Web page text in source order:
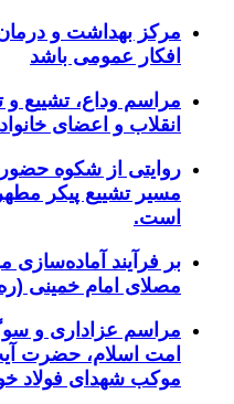
مرکز بهداشت و
افکار عمومی باشد
مراسم وداع، تشییع و
انقلاب و اعضای
روایتی از شکوه
مسیر تشییع پیکر
است.
بر فرآیند
مصلای امام خمینی
مراسم عزاداری و
امت اسلام، حضرت
موکب شهدای فولاد